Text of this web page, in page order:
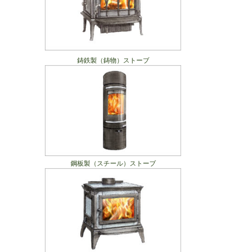
鋳鉄製（鋳物）ストーブ
鋼板製（スチール）ストーブ